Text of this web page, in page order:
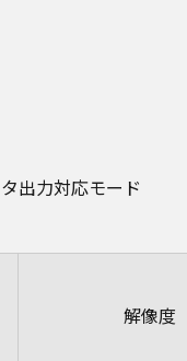
出力対応モード
解像度